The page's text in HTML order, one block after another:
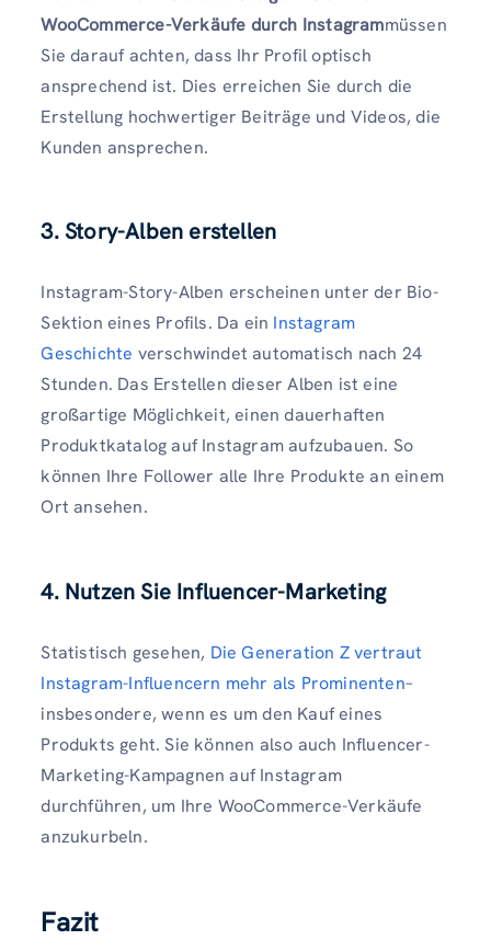
WooCommerce-Verkäufe durch Instagrammüssen
Sie darauf achten, dass Ihr Profil optisch
ansprechend ist. Dies erreichen Sie durch die
Erstellung hochwertiger Beiträge und Videos, die
Kunden ansprechen.
3. Story-Alben erstellen
Instagram-Story-Alben erscheinen unter der Bio-
Sektion eines Profils. Da ein Instagram
Geschichte verschwindet automatisch nach 24
Stunden. Das Erstellen dieser Alben ist eine
großartige Möglichkeit, einen dauerhaften
Produktkatalog auf Instagram aufzubauen. So
können Ihre Follower alle Ihre Produkte an einem
Ort ansehen.
4. Nutzen Sie Influencer-Marketing
Statistisch gesehen, Die Generation Z vertraut
Instagram-Influencern mehr als Prominenten–
insbesondere, wenn es um den Kauf eines
Produkts geht. Sie können also auch Influencer-
Marketing-Kampagnen auf Instagram
durchführen, um Ihre WooCommerce-Verkäufe
anzukurbeln.
Fazit